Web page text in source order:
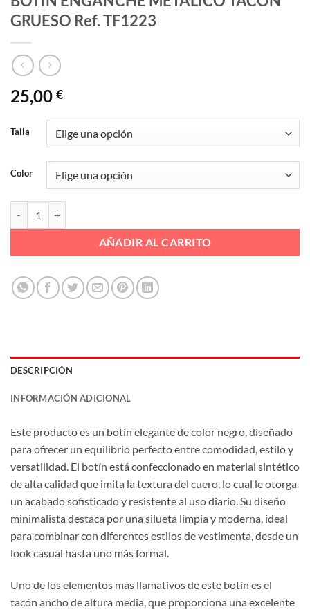
GRUESO Ref. TF1223
25,00 €
Talla
Color
AÑADIR AL CARRITO
DESCRIPCIÓN
INFORMACIÓN ADICIONAL
Este producto es un botín elegante de color negro, diseñado
para ofrecer un equilibrio perfecto entre comodidad, estilo y
versatilidad. El botín está confeccionado en material sintético
de alta calidad que imita la textura del cuero, lo cual le otorga
un acabado sofisticado y resistente al uso diario. Su diseño
minimalista destaca por una silueta limpia y moderna, ideal
para combinar con diferentes estilos de vestimenta, desde un
look casual hasta uno más formal.
Uno de los elementos más llamativos de este botín es el
tacón ancho de altura media, que proporciona una excelente